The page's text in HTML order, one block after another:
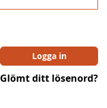
Logga in
Glömt ditt lösenord?